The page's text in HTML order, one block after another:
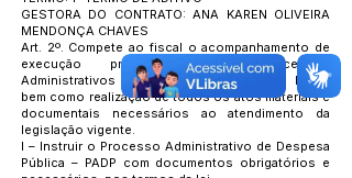
GESTORA DO CONTRATO: ANA KAREN OLIVEIRA
MENDONÇA CHAVES
Art. 2º. Compete ao fiscal o acompanhamento de
execução processual dos Processos
Administrativos de Despesas Públicas – PADP,
bem como realização de todos os atos materiais e
documentais necessários ao atendimento da
legislação vigente.
I – Instruir o Processo Administrativo de Despesa
Pública – PADP com documentos obrigatórios e